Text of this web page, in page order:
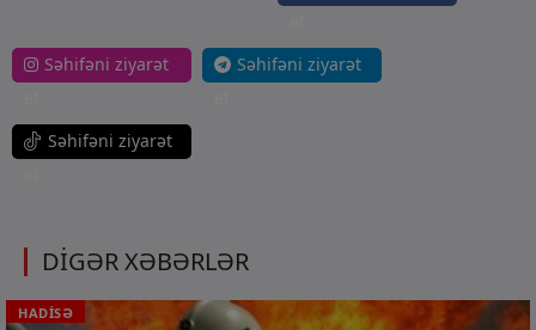
Səhifəni ziyarət
Səhifəni ziyarət
Səhifəni ziyarət
DİGƏR XƏBƏRLƏR
HADİSƏ